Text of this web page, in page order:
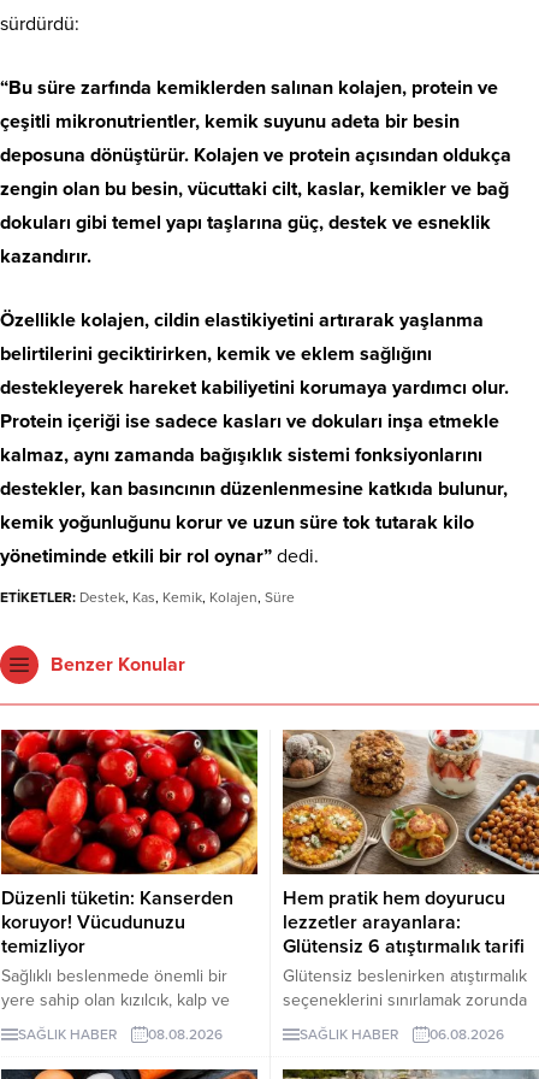
sürdürdü:
“Bu süre zarfında kemiklerden salınan kolajen, protein ve
çeşitli mikronutrientler, kemik suyunu adeta bir besin
deposuna dönüştürür. Kolajen ve protein açısından oldukça
zengin olan bu besin, vücuttaki cilt, kaslar, kemikler ve bağ
dokuları gibi temel yapı taşlarına güç, destek ve esneklik
kazandırır.
Özellikle kolajen, cildin elastikiyetini artırarak yaşlanma
belirtilerini geciktirirken, kemik ve eklem sağlığını
destekleyerek hareket kabiliyetini korumaya yardımcı olur.
Protein içeriği ise sadece kasları ve dokuları inşa etmekle
kalmaz, aynı zamanda bağışıklık sistemi fonksiyonlarını
destekler, kan basıncının düzenlenmesine katkıda bulunur,
kemik yoğunluğunu korur ve uzun süre tok tutarak kilo
yönetiminde etkili bir rol oynar” dedi.
ETİKETLER: Destek, Kas, Kemik, Kolajen, Süre
Benzer Konular
Düzenli tüketin: Kanserden
koruyor! Vücudunuzu
temizliyor
Sağlıklı beslenmede önemli bir
yere sahip olan kızılcık, kalp ve
damar sistemini desteklerken
bağışıklık sisteminin güçlenmesine
de katkı sağlıyor. Enfeksiyonlara
SAĞLIK HABER 08.08.2026
Hem pratik hem doyurucu
lezzetler arayanlara:
Glütensiz 6 atıştırmalık tarifi
Glütensiz beslenirken atıştırmalık
seçeneklerini sınırlamak zorunda
değilsiniz. Evde kolayca
hazırlayabileceğiniz bu 5 glütensiz
tarif, hem pratik hem de lezzetli
SAĞLIK HABER 06.08.2026